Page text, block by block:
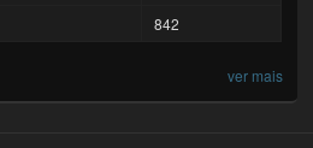
842
ver mais